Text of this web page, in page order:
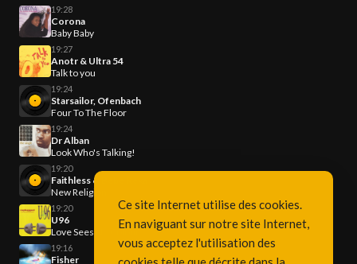
19:28
Corona
Baby Baby
19:27
Anotr & Ultra 54
Talk to you
19:24
Starsailor, Ofenbach
Four To The Floor
19:24
Dr Alban
Look Who's Talking!
19:20
Faithless & Bebe Rexa
New Religion
19:20
U96
Love Sees No Colour
19:16
Fisher
Ce site Internet utilise des cookies.
En naviguant sur notre site Internet,
vous acceptez l'utilisation des